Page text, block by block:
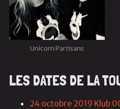
Unicorn Partisans
LES DATES DE LA
24 octobre 2019 Klub